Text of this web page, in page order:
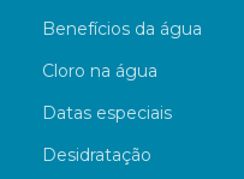
Benefícios da água
Cloro na água
Datas especiais
Desidratação